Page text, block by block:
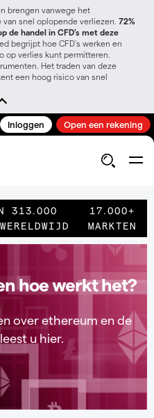
brengen vanwege het
snel oplopende verliezen. 72%
de handel in CFD’s met deze
begrijpt hoe CFD's werken en
op verlies kunt permitteren.
Het traden van deze
een hoog risico van snel
Inloggen Open een rekening
313.000
17.000+
MARKTEN
hoe werkt het?
over ethereum en de
u hier.